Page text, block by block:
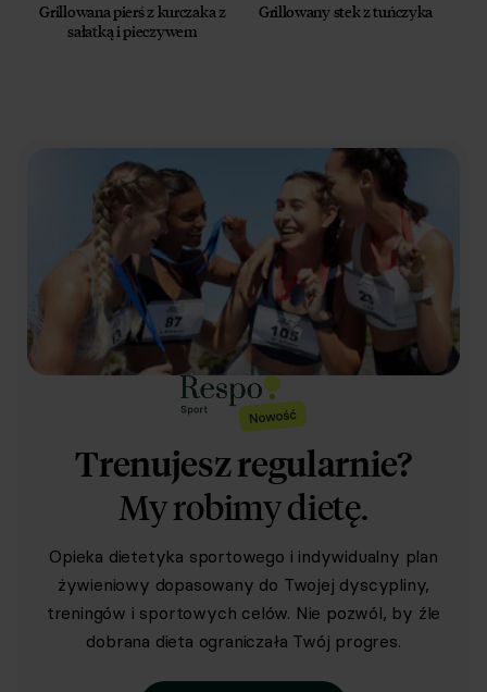
Grillowana pierś z kurczaka z
sałatką i pieczywem
Grillowany stek z tuńczyka
Trenujesz regularnie?
My robimy dietę.
Opieka dietetyka sportowego i indywidualny plan
żywieniowy dopasowany do Twojej dyscypliny,
treningów i sportowych celów. Nie pozwól, by źle
dobrana dieta ograniczała Twój progres.